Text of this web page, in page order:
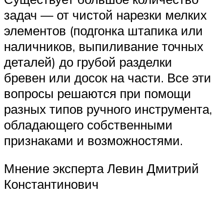
задач — от чистой нарезки мелких
элементов (подгонка штапика или
наличников, выпиливание точных
деталей) до грубой разделки
бревен или досок на части. Все эти
вопросы решаются при помощи
разных типов ручного инструмента,
обладающего собственными
признаками и возможностями.
Мнение эксперта Левин Дмитрий
Константинович